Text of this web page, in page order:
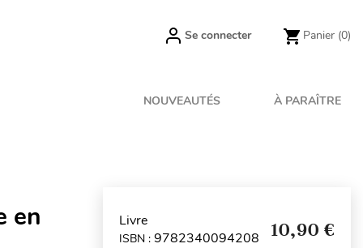
Se connecter Panier (0)
NOUVEAUTÉS À PARAÎTRE
en Livre
ISBN : 9782340094208 10,90 €